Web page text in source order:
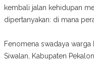
kembali jalan kehidupan
dipertanyakan: di mana
Fenomena swadaya warga
Siwalan, Kabupaten